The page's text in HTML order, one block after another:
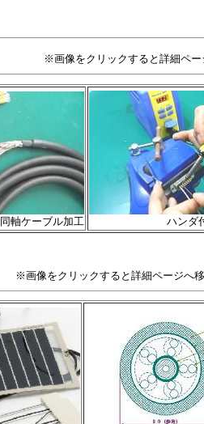
※画像をクリックすると詳細ペ
軸ケーブル加工 ハン
リックすると詳細ページへ